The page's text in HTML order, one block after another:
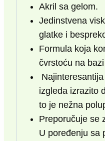
Akril sa gelom.
Jedinstvena
glatke i
Formula koja
čvrstoću na
izgleda izrazito
to je nežna
Preporučuje se
U poređenju sa